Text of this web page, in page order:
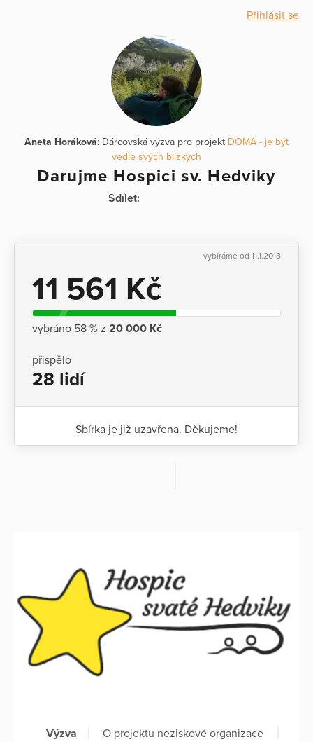
Přihlásit se
Aneta Horáková: Dárcovská výzva pro projekt DOMA - je být
vedle svých blízkých
Darujme Hospici sv. Hedviky
Sdílet:
vybíráme od 11.1.2018
11 561 Kč
vybráno 58 % z 20 000 Kč
přispělo
28 lidí
Sbírka je již uzavřena. Děkujeme!
Výzva O projektu neziskové organizace